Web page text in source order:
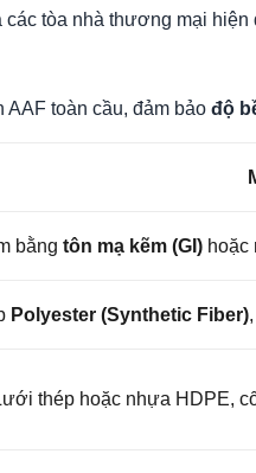
các tòa nhà thương mại hiện
toàn cầu, đảm bảo độ
bằng tôn mạ kẽm (GI) hoặc
Polyester (Synthetic Fiber)
thép hoặc nhựa HDPE,